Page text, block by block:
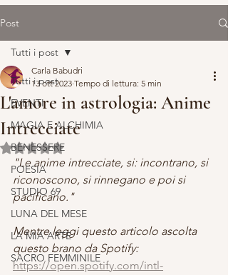
Post
Tutti i post
EVENTI
MAGIA E ALCHIMIA
BENESSERE
POESIA
STUDIO 69
LUNA DEL MESE
LA MIA ARTE
SACRO FEMMINILE
Tutti i post
L'amore in astrologia: Anime
Intrecciate
Carla Babudri
13 ott 2023 Tempo di lettura: 5 min
Valutazione NaN stelle su 5.
"Le anime intrecciate, si: incontrano, si
riconoscono, si rinnegano e poi si
pacificano."
Mentre leggi questo articolo ascolta
questo brano da Spotify:
https://open.spotify.com/intl-